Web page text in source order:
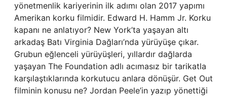
yönetmenlik kariyerinin ilk adımı olan 2017 yapımı
Amerikan korku filmidir. Edward H. Hamm Jr. Korku
kapanı ne anlatıyor? New York’ta yaşayan altı
arkadaş Batı Virginia Dağları’nda yürüyüşe çıkar.
Grubun eğlenceli yürüyüşleri, yıllardır dağlarda
yaşayan The Foundation adlı acımasız bir tarikatla
karşılaştıklarında korkutucu anlara dönüşür. Get Out
filminin konusu ne? Jordan Peele’in yazıp yönettiği